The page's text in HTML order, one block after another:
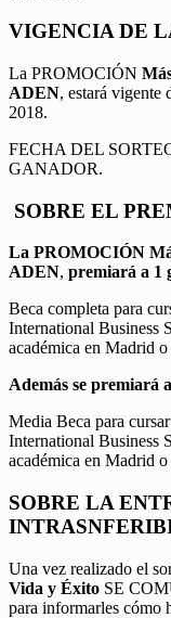
VIGENCIA DE
La PROMOCIÓN
ADEN, estará vigente
2018.
FECHA DEL
GANADOR.
SOBRE EL
La PROMOCIÓN
ADEN, premiará a 1
Beca completa para
International Business
académica en Madrid o
Además se premiará
Media Beca para
International Business
académica en Madrid o
SOBRE LA
Una vez realizado el
Vida y Éxito SE
para informarles cómo